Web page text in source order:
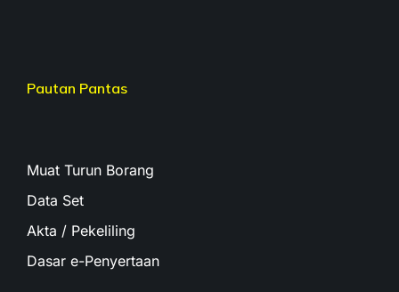
Pautan Pantas
Muat Turun Borang
Data Set
Akta / Pekeliling
Dasar e-Penyertaan